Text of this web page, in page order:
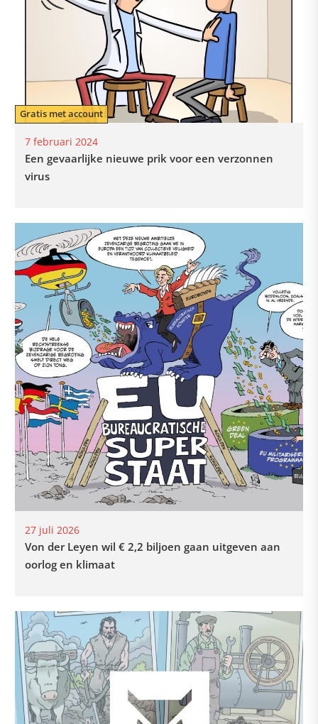
7 februari 2024
Gratis met account
Een gevaarlijke nieuwe prik voor een verzonnen
virus
27 juli 2026
Von der Leyen wil € 2,2 biljoen gaan uitgeven aan
oorlog en klimaat